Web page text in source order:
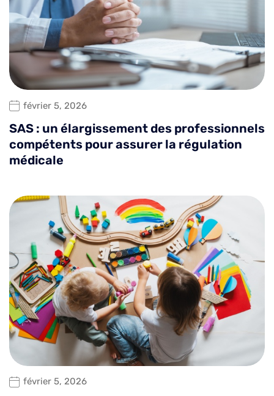
février 5, 2026
SAS : un élargissement des professionnels
compétents pour assurer la régulation
médicale
février 5, 2026